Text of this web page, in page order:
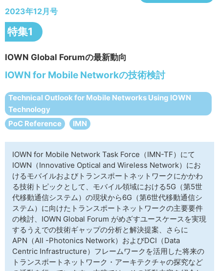
イベントカレンダー
問い合わせ
サイトマップ
2023年12月号
特集1
IOWN Global Forumの最新動向
IOWN for Mobile Networkの技術検討
Technical Outlook for Mobile Networks Using IOWN
Technology
PoC Reference
IMN
IOWN for Mobile Network Task Force（IMN-TF）にて
IOWN（Innovative Optical and Wireless Network）にお
けるモバイルおよびトランスポートネットワークにかかわ
る技術トピックとして、モバイル領域における5G（第5世
代移動通信システム）の現状から6G（第6世代移動通信シ
ステム）に向けたトランスポートネットワークの主要要件
の検討、IOWN Global Forum がめざすユースケースを実現
するうえでの技術ギャップの分析と解決提案、さらに
APN（All -Photonics Network）およびDCI（Data
Centric Infrastructure）フレームワークを活用した将来の
トランスポートネットワーク・アーキテクチャの探究など